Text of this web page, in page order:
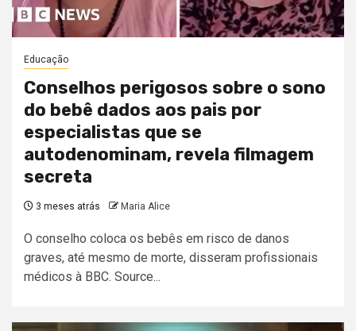
Educação
Conselhos perigosos sobre o sono
do bebê dados aos pais por
especialistas que se
autodenominam, revela filmagem
secreta
3 meses atrás Maria Alice
O conselho coloca os bebês em risco de danos
graves, até mesmo de morte, disseram profissionais
médicos à BBC. Source...